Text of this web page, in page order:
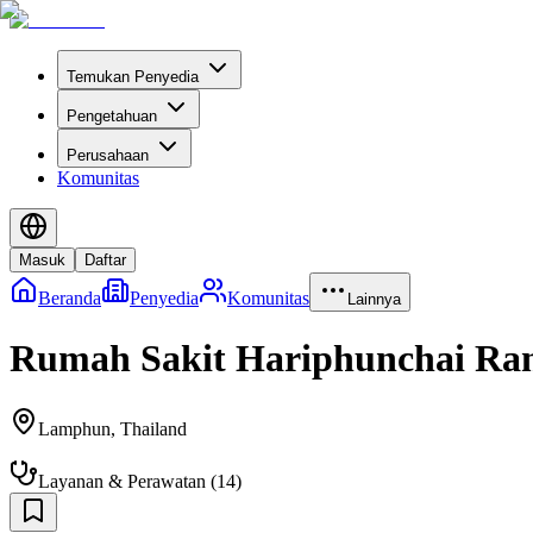
Temukan Penyedia
Pengetahuan
Perusahaan
Komunitas
Masuk Daftar
Beranda Penyedia Komunitas Lainnya
Rumah Sakit Hariphunchai
Lamphun, Thailand
Layanan & Perawatan (14)